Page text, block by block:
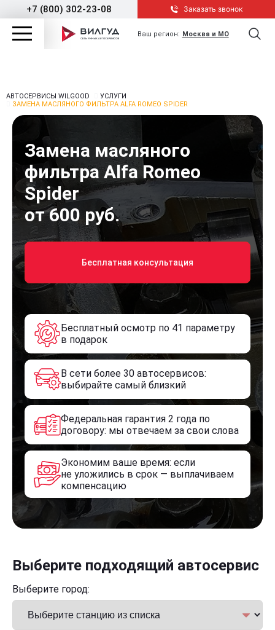
+7 (800) 302-23-08 Заказать звонок
Ваш регион: Москва и МО
АВТОСЕРВИСЫ WILGOOD
УСЛУГИ
ЗАМЕНА МАСЛЯНОГО ФИЛЬТРА ALFA ROMEO SPIDER
Замена масляного
фильтра Alfa Romeo
Spider
от 600 руб.
Бесплатная консультация
Бесплатный осмотр по 41 параметру
в подарок
В сети более 30 автосервисов:
выбирайте самый близкий
Федеральная гарантия 2 года по
договору: мы отвечаем за свои слова
Экономим ваше время: если
не уложились в срок — выплачиваем
компенсацию
Выберите подходящий автосервис
Выберите город: